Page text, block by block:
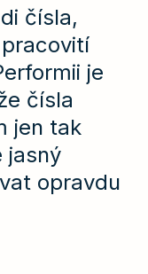
čísla,
je
čísla
jen tak
jasný
opravdu